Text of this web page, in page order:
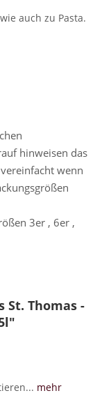
auch zu Pasta.
hinweisen das
wenn
3er , 6er ,
St. Thomas -
mehr